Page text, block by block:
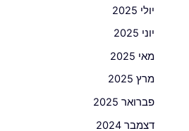
יולי 2025
יוני 2025
מאי 2025
מרץ 2025
פברואר 2025
דצמבר 2024